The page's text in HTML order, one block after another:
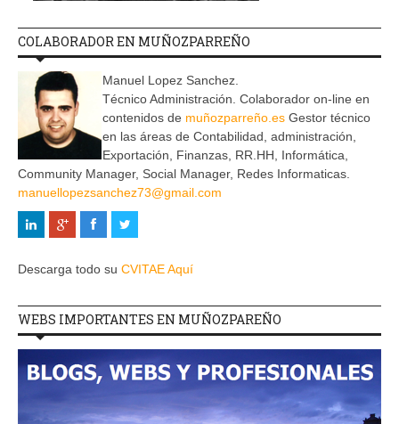
COLABORADOR EN MUÑOZPARREÑO
Manuel Lopez Sanchez.
Técnico Administración. Colaborador on-line en
contenidos de muñozparreño.es Gestor técnico
en las áreas de Contabilidad, administración,
Exportación, Finanzas, RR.HH, Informática,
Community Manager, Social Manager, Redes Informaticas.
manuellopezsanchez73@gmail.com
Descarga todo su CVITAE Aquí
WEBS IMPORTANTES EN MUÑOZPAREÑO